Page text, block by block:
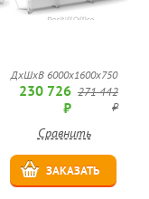
ДхШхВ 6000х1600х750
230 726
₽
271 442
₽
Сравнить
ЗАКАЗАТЬ